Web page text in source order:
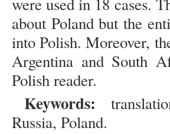
were used in 18 cases.
about Poland but the
into Polish. Moreover,
Argentina and South
Polish reader.
Keywords:
Russia, Poland.